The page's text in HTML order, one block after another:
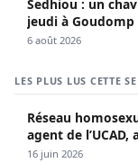
Sedhiou : un
jeudi à Goudomp
6 août 2026
LES PLUS LUS CETTE
Réseau
agent de
propagé le VIH
16 juin 2026